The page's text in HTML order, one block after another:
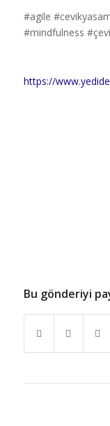
#agile
#mindfulness
https://
Bu gönderiyi